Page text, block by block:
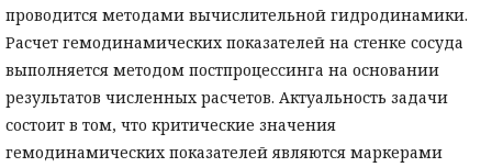
проводится методами вычислительной гидродинамики.
Расчет гемодинамических показателей на стенке сосуда
выполняется методом постпроцессинга на основании
результатов численных расчетов. Актуальность задачи
состоит в том, что критические значения
гемодинамических показателей являются маркерами